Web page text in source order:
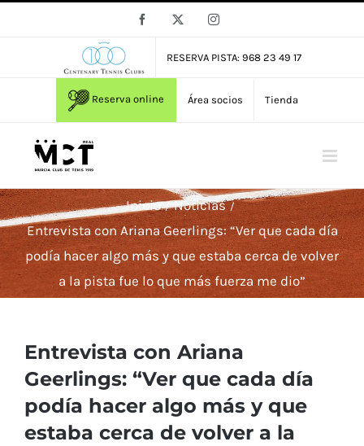
Facebook Instagram
RESERVA PISTA: 968 23 49 17
Reserva online Área socios Tienda
Inicio
Noticias
Entrevista con Ariana Geerlings: “Ver que cada día
podía hacer algo más y que estaba cerca de volver
a la pista fue lo que más fuerza me dio”
Entrevista con Ariana
Geerlings: “Ver que cada día
podía hacer algo más y que
estaba cerca de volver a la